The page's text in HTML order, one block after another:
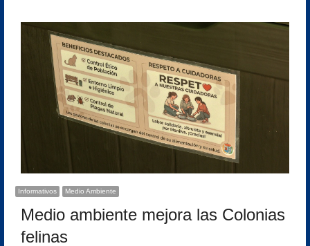
Informativos Medio Ambiente
Medio ambiente mejora las Colonias
felinas